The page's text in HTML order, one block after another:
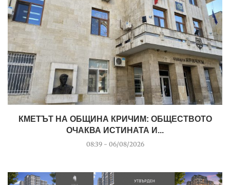
КМЕТЪТ НА ОБЩИНА КРИЧИМ: ОБЩЕСТВОТО
ОЧАКВА ИСТИНАТА И...
08:39 - 06/08/2026